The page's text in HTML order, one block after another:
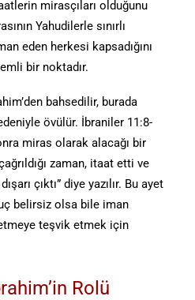
mirasçıları olduğunu
Yahudilerle sınırlı
eden herkesi kapsadığını
bir noktadır.
bahsedilir, burada
övülür. İbraniler 11:8-
miras olarak alacağı bir
zaman, itaat etti ve
çıktı” diye yazılır. Bu ayet
belirsiz olsa bile iman
teşvik etmek için
Rolü